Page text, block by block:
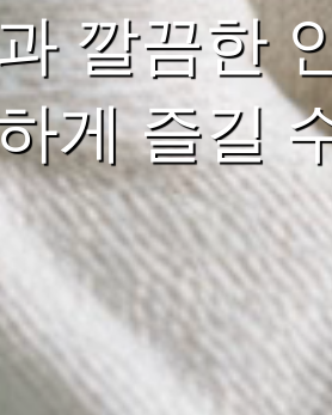
깔끔한
게 즐길